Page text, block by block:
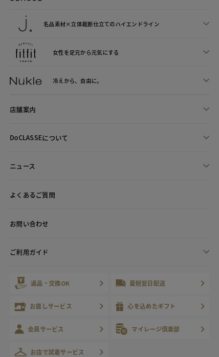
名品素材×立体裁断仕立てのハイエンドライン
女性を足元から元気にする
冷えから、 自由に。
店舗案内
DoCLASSEについて
ニュース
よくあるご質問
お問い合わせ
ご利用ガイド
返品・交換OK 最短翌日配送
お直しサービス 心を込めたギフト
会員サービス マイレージ倶楽部
お店で試着サービス